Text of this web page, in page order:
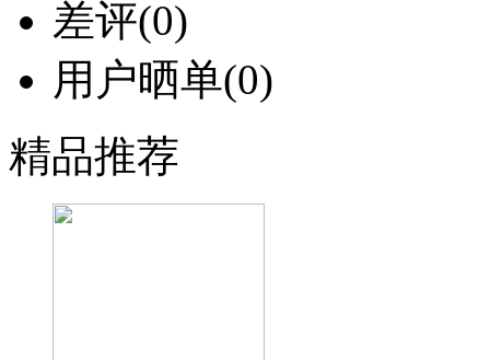
差评(0)
用户晒单(0)
精品推荐